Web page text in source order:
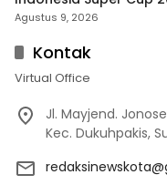
Agustus 9, 2026
Kontak
Virtual Office
Jl. Mayjend.
Kec. Dukuhpakis,